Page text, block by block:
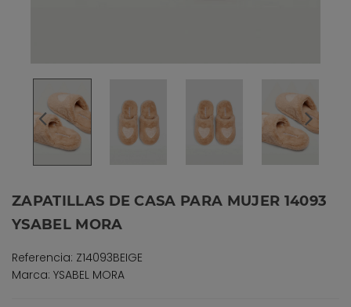
ZAPATILLAS DE CASA PARA MUJER 14093
YSABEL MORA
Referencia: Z14093BEIGE
Marca: YSABEL MORA